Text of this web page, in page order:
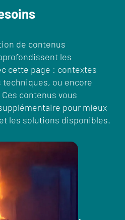
de contenus
les
cette page : contextes
ou encore
contenus vous
pour mieux
les solutions disponibles.